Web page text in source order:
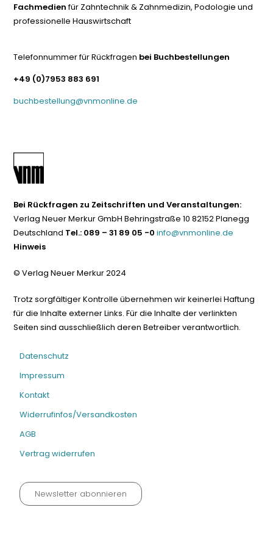
Fachmedienfür Zahntechnik & Zahnmedizin, Podologie und
professionelle Hauswirtschaft
Telefonnummer für Rückfragen bei Buchbestellungen
+49 (0)7953 883 691
buchbestellung@vnmonline.de
Bei Rückfragen zu Zeitschriften und Veranstaltungen:
Verlag Neuer Merkur GmbH Behringstraße 10 82152 Planegg
Deutschland Tel.: 089 – 31 89 05 -0 info@vnmonline.de
Hinweis
© Verlag Neuer Merkur 2024
Trotz sorgfältiger Kontrolle übernehmen wir keinerlei Haftung
für die Inhalte externer Links. Für die Inhalte der verlinkten
Seiten sind ausschließlich deren Betreiber verantwortlich.
Datenschutz
Impressum
Kontakt
Widerrufinfos/Versandkosten
AGB
Vertrag widerrufen
Newsletter abonnieren